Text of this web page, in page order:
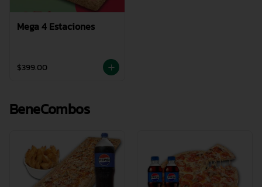
Mega 4 Estaciones
$399.00
BeneCombos